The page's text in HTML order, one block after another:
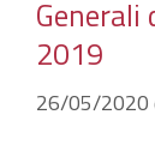
Generali
2019
26/05/2020